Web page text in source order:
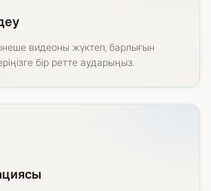
видеоны жүктеп, барлығын
бір ретте аударыңыз.